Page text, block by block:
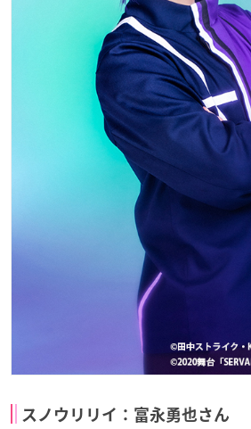
スノウリリイ：富永勇也さん